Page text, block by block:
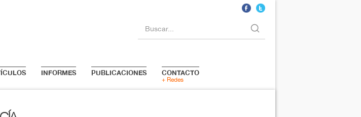
Buscar...
INFORMES PUBLICACIONES CONTACTO
+ Redes